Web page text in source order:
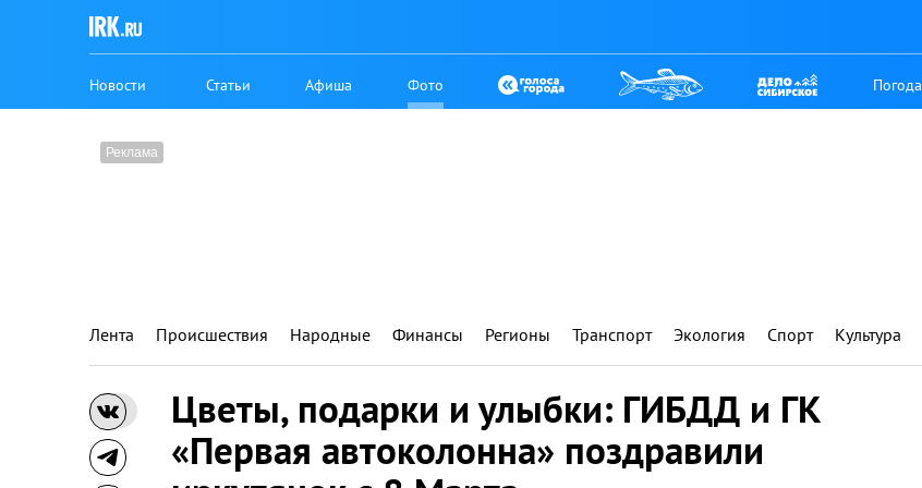
Новости Статьи Афиша Фото Погода
Лента Происшествия Народные Финансы Регионы Транспорт Экология Спорт Культура
Цветы, подарки и улыбки: ГИБДД и ГК
«Первая автоколонна» поздравили